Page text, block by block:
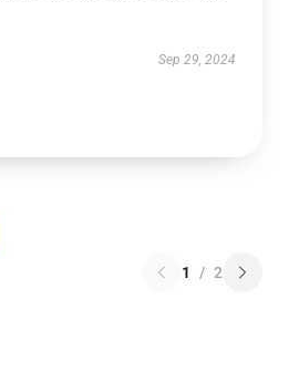
Sep 29, 2024
1 / 2